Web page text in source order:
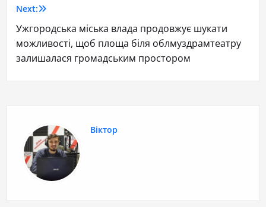
Next:
Ужгородська міська влада продовжує шукати
можливості, щоб площа біля облмуздрамтеатру
залишалася громадським простором
Віктор